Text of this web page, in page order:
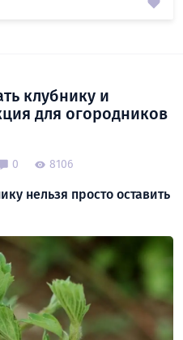
клубнику и
для огородников
0 8106
нельзя просто оставить